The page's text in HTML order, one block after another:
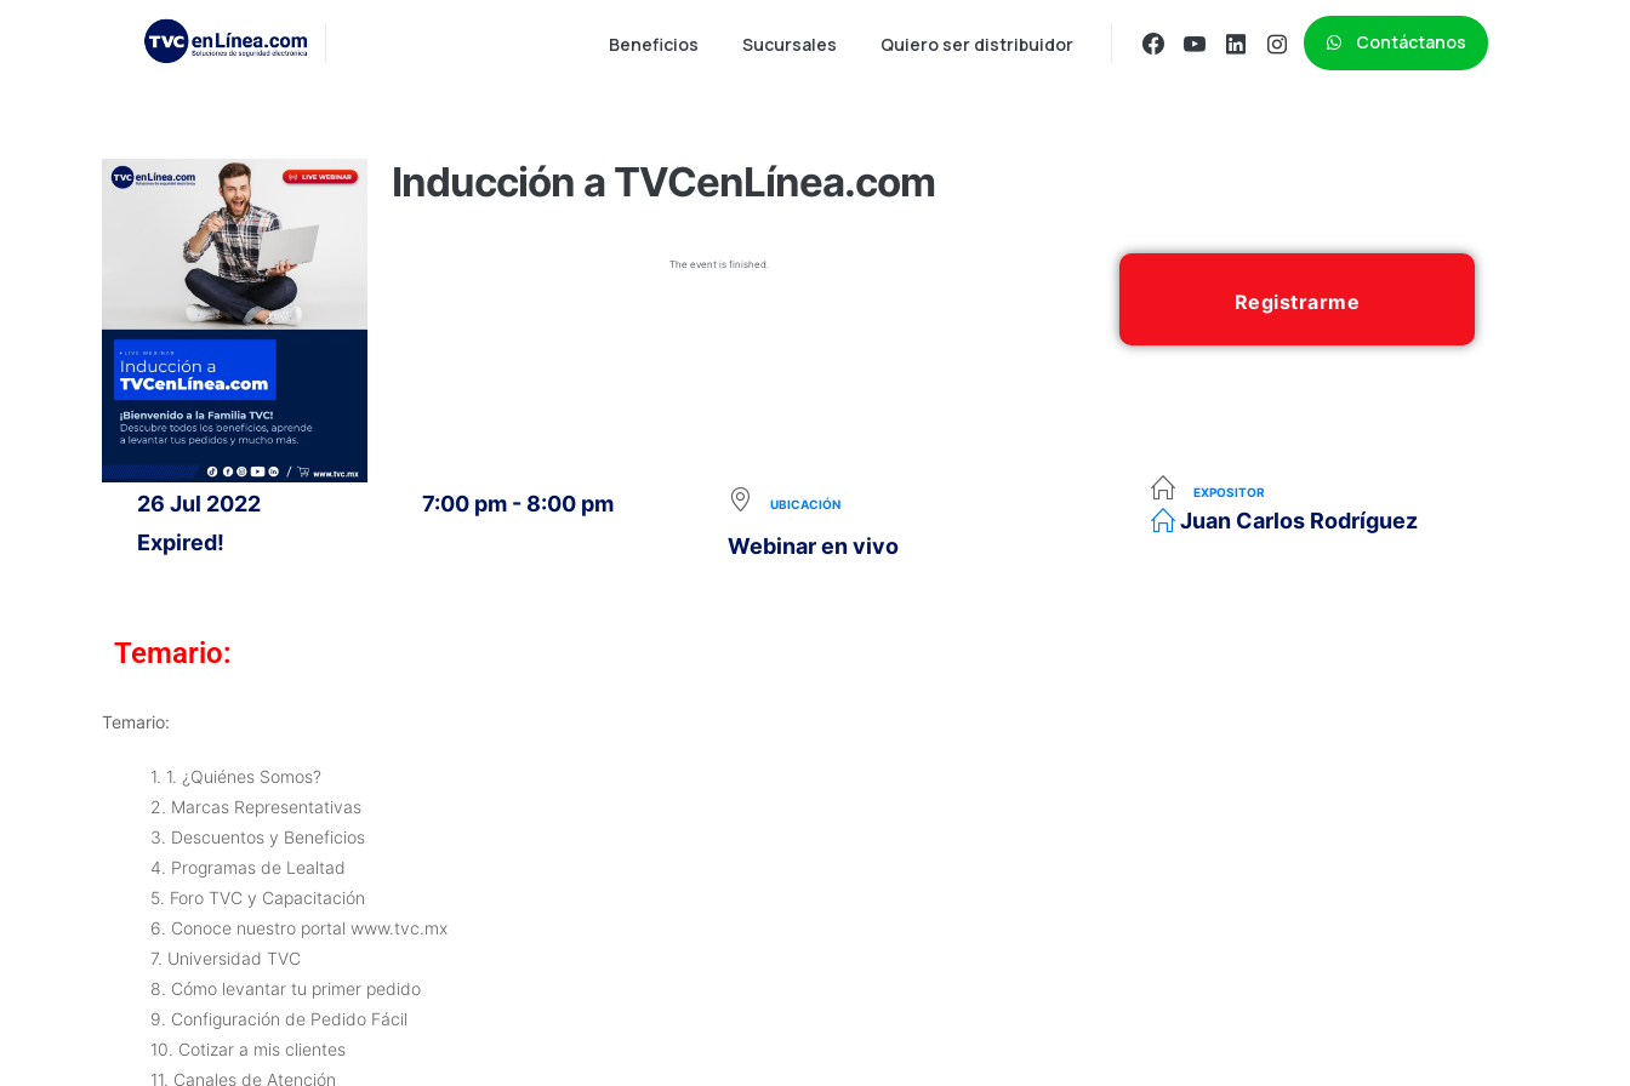
Beneficios Sucursales Quiero ser distribuidor Contáctanos
Inducción a TVCenLínea.com
The event is finished.
Registrarme
26 Jul 2022
Expired!
7:00 pm - 8:00 pm UBICACIÓN
Webinar en vivo
EXPOSITOR
Juan Carlos Rodríguez
Temario:
Temario:
1. 1. ¿Quiénes Somos?
2. Marcas Representativas
3. Descuentos y Beneficios
4. Programas de Lealtad
5. Foro TVC y Capacitación
6. Conoce nuestro portal www.tvc.mx
7. Universidad TVC
8. Cómo levantar tu primer pedido
9. Configuración de Pedido Fácil
10. Cotizar a mis clientes
11. Canales de Atención